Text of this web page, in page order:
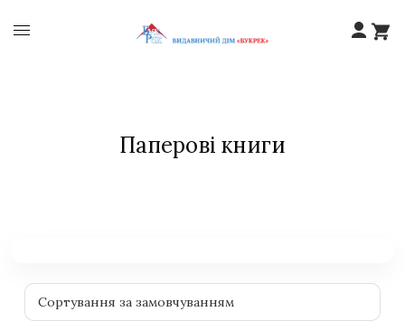
Паперові книги